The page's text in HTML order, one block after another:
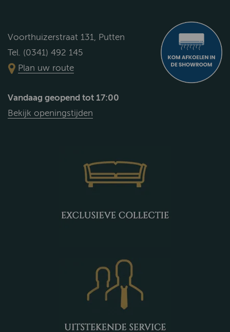
Voorthuizerstraat 131, Putten
Tel. (0341) 492 145
Plan uw route
Vandaag geopend tot 17:00
Bekijk openingstijden